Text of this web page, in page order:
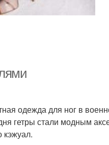
одежда для ног в
гетры стали модным
кэжуал.